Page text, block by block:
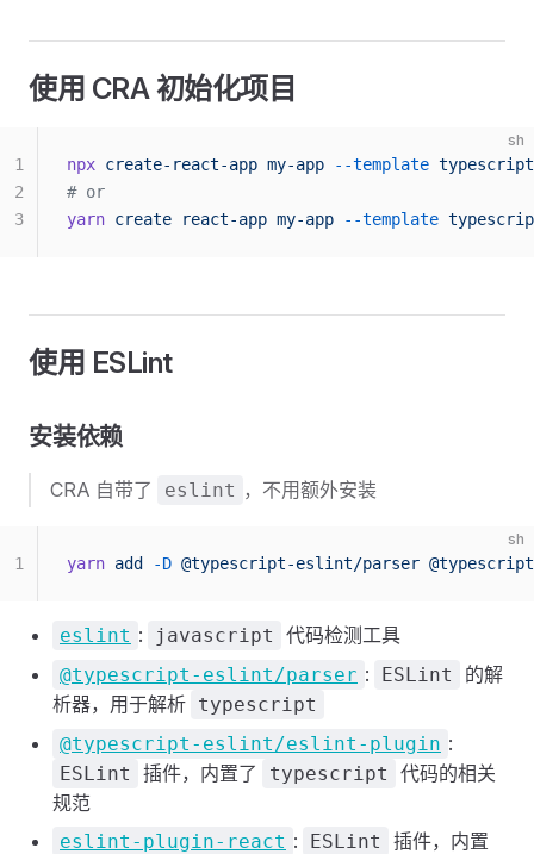
使用 CRA 初始化项目
sh
npx create-react-app my-app --template typescript
# or
yarn create react-app my-app --template
1
2
3
使用 ESLint
安装依赖
CRA 自带了 eslint ，不用额外安装
sh
yarn add -D @typescript-eslint/parser
1
eslint : javascript 代码检测工具
@typescript-eslint/parser : ESLint
的解
析器，用于解析 typescript
@typescript-eslint/eslint-plugin :
ESLint 插件，内置了 typescript
代码的相关
规范
eslint-plugin-react : ESLint
插件，内置